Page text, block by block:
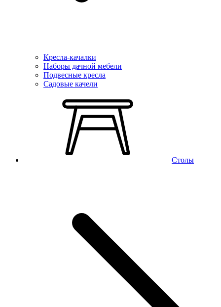
Кресла-качалки
Наборы дачной мебели
Подвесные кресла
Садовые качели
Столы